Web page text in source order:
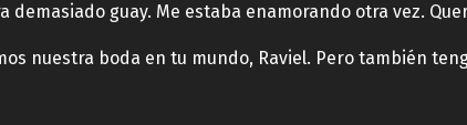
demasiado guay. Me estaba enamorando otra vez.
nuestra boda en tu mundo, Raviel. Pero también